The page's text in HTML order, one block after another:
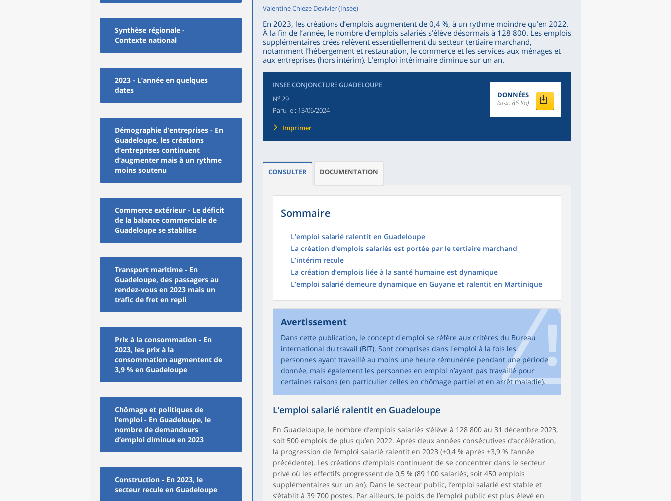
Synthèse régionale -
Contexte national
2023 - L’année en quelques
dates
Démographie d’entreprises - En
Guadeloupe, les créations
d’entreprises continuent
d’augmenter mais à un rythme
moins soutenu
Commerce extérieur - Le déficit
de la balance commerciale de
Guadeloupe se stabilise
Transport maritime - En
Guadeloupe, des passagers au
rendez-vous en 2023 mais un
trafic de fret en repli
Prix à la consommation - En
2023, les prix à la
consommation augmentent de
3,9 % en Guadeloupe
Chômage et politiques de
l’emploi - En Guadeloupe, le
nombre de demandeurs
d’emploi diminue en 2023
Construction - En 2023, le
secteur recule en Guadeloupe
Valentine Chieze Devivier (Insee)
En 2023, les créations d’emplois augmentent de 0,4 %, à un rythme moindre qu’en 2022.
À la fin de l’année, le nombre d’emplois salariés s’élève désormais à 128 800. Les emplois
supplémentaires créés relèvent essentiellement du secteur tertiaire marchand,
notamment l’hébergement et restauration, le commerce et les services aux ménages et
aux entreprises (hors intérim). L’emploi intérimaire diminue sur un an.
INSEE CONJONCTURE GUADELOUPE
No29
Paru le : 13/06/2024
Imprimer
DONNÉES
(xlsx, 86 Ko)
CONSULTER DOCUMENTATION
Sommaire
L’emploi salarié ralentit en Guadeloupe
La création d'emplois salariés est portée par le tertiaire marchand
L’intérim recule
La création d’emplois liée à la santé humaine est dynamique
L’emploi salarié demeure dynamique en Guyane et ralentit en Martinique
Avertissement
Dans cette publication, le concept d'emploi se réfère aux critères du Bureau
international du travail (BIT). Sont comprises dans l'emploi à la fois les
personnes ayant travaillé au moins une heure rémunérée pendant une période
donnée, mais également les personnes en emploi n’ayant pas travaillé pour
certaines raisons (en particulier celles en chômage partiel et en arrêt maladie).
L’emploi salarié ralentit en Guadeloupe
En Guadeloupe, le nombre d’emplois salariés s’élève à 128 800 au 31 décembre 2023,
soit 500 emplois de plus qu’en 2022. Après deux années consécutives d’accélération,
la progression de l’emploi salarié ralentit en 2023 (+0,4 % après +3,9 % l’année
précédente). Les créations d’emplois continuent de se concentrer dans le secteur
privé où les effectifs progressent de 0,5 % (89 100 salariés, soit 450 emplois
supplémentaires sur un an). Dans le secteur public, l’emploi salarié est stable et
s’établit à 39 700 postes. Par ailleurs, le poids de l’emploi public est plus élevé en